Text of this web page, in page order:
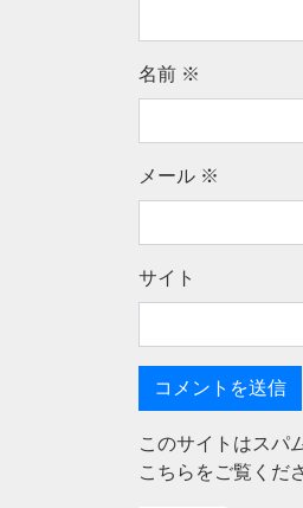
名前 ※
メール ※
サイト
このサイトはスパ
こちらをご覧くだ